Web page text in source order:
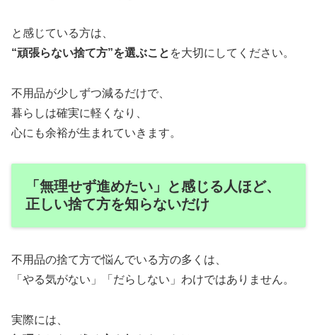
と感じている方は、
“頑張らない捨て方”を選ぶこと を大切にしてください。
不用品が少しずつ減るだけで、
暮らしは確実に軽くなり、
心にも余裕が生まれていきます。
「無理せず進めたい」と感じる人ほど、
正しい捨て方を知らないだけ
不用品の捨て方で悩んでいる方の多くは、
「やる気がない」「だらしない」わけではありません。
実際には、